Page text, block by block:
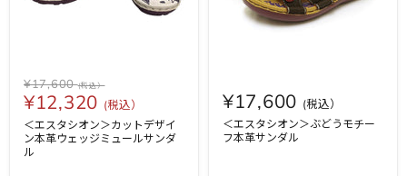
¥17,600
¥12,320
＜エスタシオン＞カットデザイ
ン本革ウェッジミュールサンダ
ル
¥17,600
＜エスタシオン＞ぶどうモチー
フ本革サンダル